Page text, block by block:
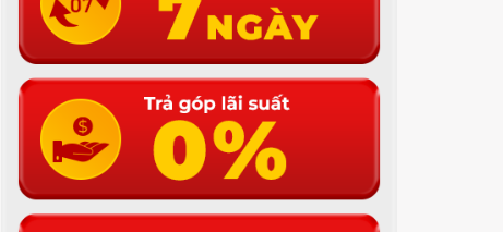
15.200.000đ
13.400.000đ
MÁY CHẠY BỘ KAITASHI K-
3000
MÁY CHẠY BỘ KAITASHI K-
3500